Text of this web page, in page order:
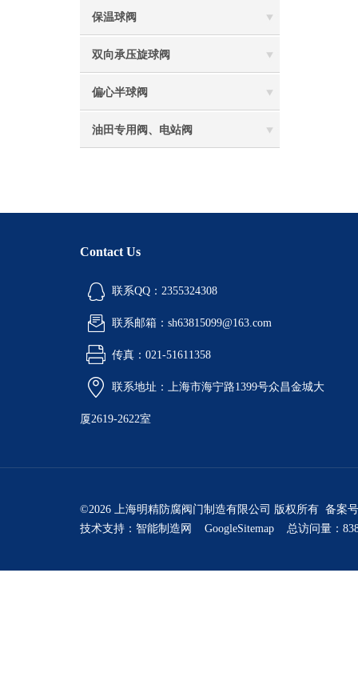
保温球阀
双向承压旋球阀
偏心半球阀
油田专用阀、电站阀
Contact Us
联系QQ：2355324308
联系邮箱：sh63815099@163.com
传真：021-51611358
联系地址：上海市海宁路1399号众昌金城大
厦2619-2622室
©2026 上海明精防腐阀门制造有限公司 版权所有 备案
技术支持： 智能制造网 GoogleSitemap 总访问量：